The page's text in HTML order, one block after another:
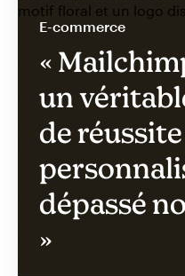
E-commerce
«
un
de
dépassé
»